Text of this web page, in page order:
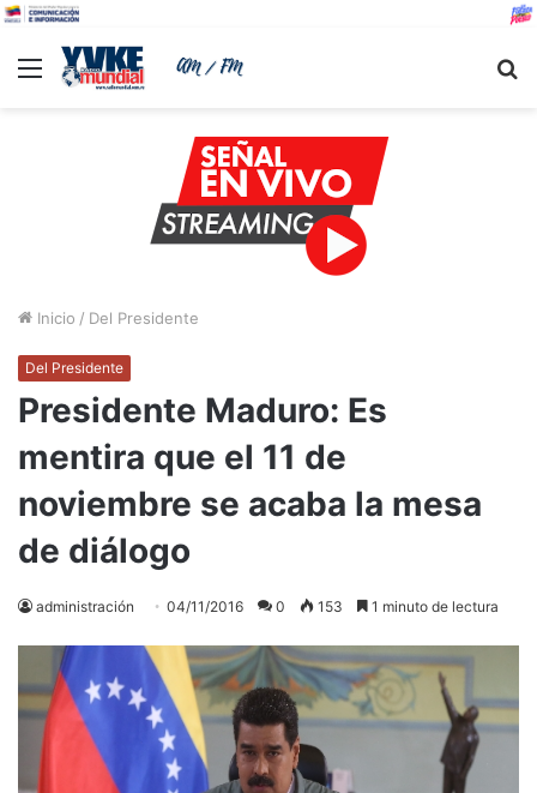
Menu
Inicio / Del Presidente
Del Presidente
Presidente Maduro: Es
mentira que el 11 de
noviembre se acaba la mesa
de diálogo
administración 04/11/2016 0 153 1 minuto de lectura